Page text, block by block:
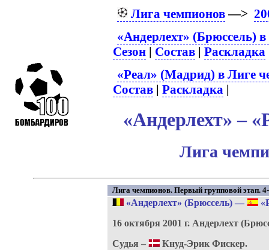
Лига чемпионов—>
«Андерлехт» (Брюссель)
Сезон | Состав |Раскладка
«Реал» (Мадрид) в Лиге
Состав |Раскладка |
«Андерлехт» –
Лига
Лига чемпионов. Первый групповой этап.
«Андерлехт» (Брюссель)—
16 октября 2001 г. Андерлехт
Судья –
Кнуд-Эрик Фискер.